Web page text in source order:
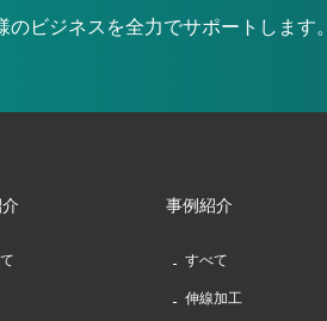
のビジネスを全力でサポートします。
事例紹介
すべて
伸線加工